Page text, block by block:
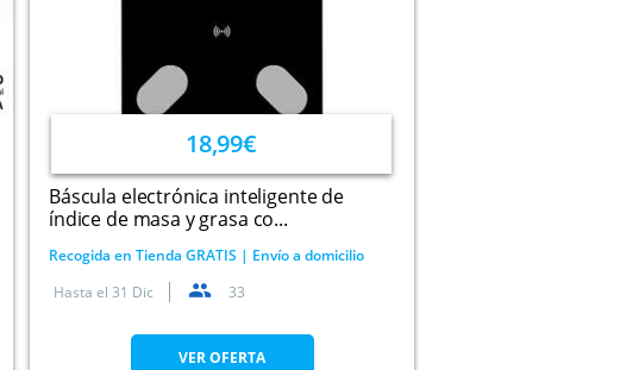
18,99€
Báscula electrónica inteligente de
índice de masa y grasa co...
Recogida en Tienda GRATIS | Envío a domicilio
Hasta el 31 Dic 33
VER OFERTA